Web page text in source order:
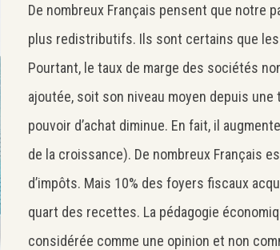
De nombreux Français pensent que notre
plus redistributifs. Ils sont certains que
Pourtant, le taux de marge des sociétés
ajoutée, soit son niveau moyen depuis
pouvoir d’achat diminue. En fait, il
de la croissance). De nombreux Français
d’impôts. Mais 10% des foyers fiscaux
quart des recettes. La pédagogie
considérée comme une opinion et non